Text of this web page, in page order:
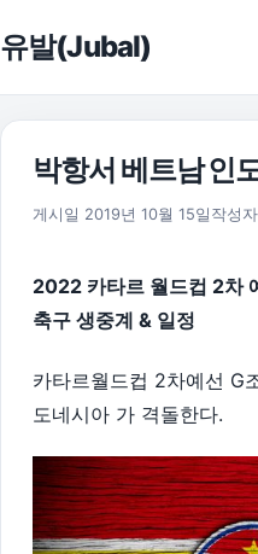
유발(Jubal)
박항서 베트남 인
게시일 2019년 10월 15일 2026
작성자
2022 카타르 월드컵 2차
축구 생중계 & 일정
카타르월드컵 2차예선 G
도네시아 가 격돌한다.